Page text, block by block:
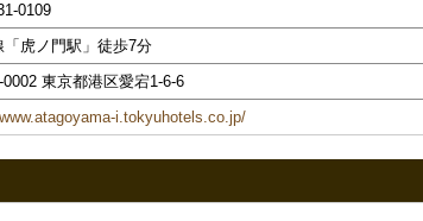
0109
「虎ノ門駅」徒歩7分
0002 東京都港区愛宕1-6-6
i.tokyuhotels.co.jp/